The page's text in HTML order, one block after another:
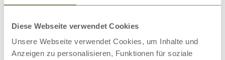
Diese Webseite verwendet Cookies
Unsere Webseite verwendet Cookies, um Inhalte und
Anzeigen zu personalisieren, Funktionen für soziale
Bett Kernbuche „Bernhard“ 1.040,00 €